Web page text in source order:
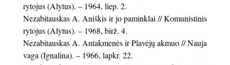
rytojus (Alytus). – 1964, liep. 2.
Nezabitauskas A. Aniškis ir jo paminklai // Komunistinis
rytojus (Alytus). – 1968, birž. 4.
Nezabitauskas A. Antakmenės ir Plavėjų akmuo // Nauja
vaga (Ignalina). – 1966, lapkr. 22.